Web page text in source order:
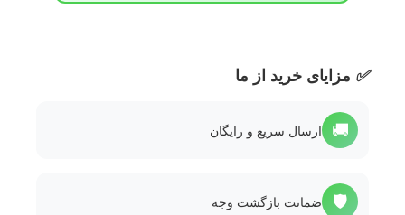
✅ مزایای خرید از ما
🚚 ارسال سریع و رایگان
🛡️ ضمانت بازگشت وجه